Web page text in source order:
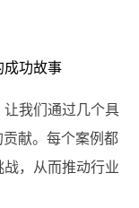
成功故事
我们通过几个具
献。每个案例都
，从而推动行业